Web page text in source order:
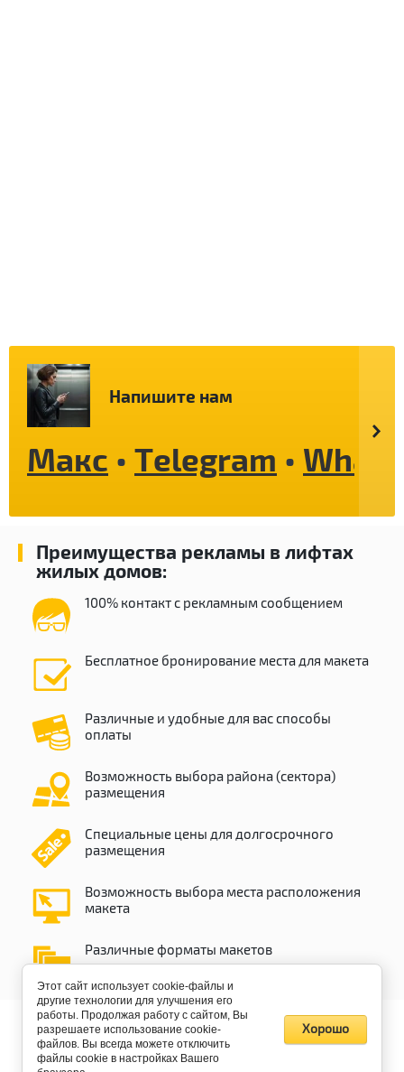
Напишите нам
Макс • Telegram •
Преимущества рекламы в лифтах
жилых домов:
100% контакт с рекламным сообщением
Бесплатное бронирование места для макета
Различные и удобные для вас способы
оплаты
Возможность выбора района (сектора)
размещения
Специальные цены для долгосрочного
размещения
Возможность выбора места расположения
макета
Различные форматы макетов
Этот сайт использует cookie-файлы и
другие технологии для улучшения его
работы. Продолжая работу с сайтом, Вы
разрешаете использование cookie-
файлов. Вы всегда можете отключить
файлы cookie в настройках Вашего
Хорошо